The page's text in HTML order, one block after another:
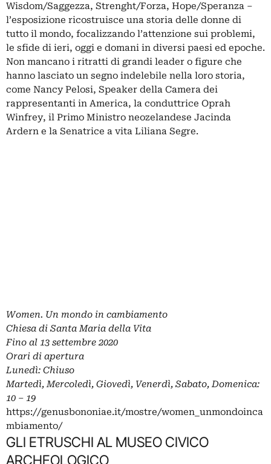
Wisdom/Saggezza, Strenght/Forza, Hope/Speranza –
l’esposizione ricostruisce una storia delle donne di
tutto il mondo, focalizzando l’attenzione sui problemi,
le sfide di ieri, oggi e domani in diversi paesi ed epoche.
Non mancano i ritratti di grandi leader o figure che
hanno lasciato un segno indelebile nella loro storia,
come Nancy Pelosi, Speaker della Camera dei
rappresentanti in America, la conduttrice Oprah
Winfrey, il Primo Ministro neozelandese Jacinda
Ardern e la Senatrice a vita Liliana Segre.
Women. Un mondo in cambiamento
Chiesa di Santa Maria della Vita
Fino al 13 settembre 2020
Orari di apertura
Lunedì: Chiuso
Martedì, Mercoledì, Giovedì, Venerdì, Sabato, Domenica:
10 – 19
https://genusbononiae.it/mostre/women_unmondoinca
mbiamento/
GLI ETRUSCHI AL MUSEO CIVICO
ARCHEOLOGICO